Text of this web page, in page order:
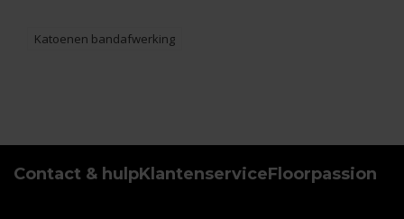
Katoenen bandafwerking
Contact & hulpKlantenserviceFloorpassion